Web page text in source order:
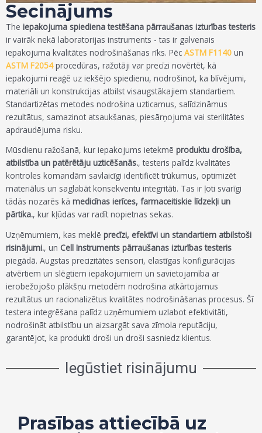
Secinājums
The iepakojuma spiediena testēšana pārraušanas izturības testeris
ir vairāk nekā laboratorijas instruments - tas ir galvenais
iepakojuma kvalitātes nodrošināšanas rīks. Pēc ASTM F1140 un
ASTM F2054procedūras, ražotāji var precīzi novērtēt, kā
iepakojumi reaģē uz iekšējo spiedienu, nodrošinot, ka blīvējumi,
materiāli un konstrukcijas atbilst visaugstākajiem standartiem.
Standartizētas metodes nodrošina uzticamus, salīdzināmus
rezultātus, samazinot atsaukšanas, piesārņojuma vai sterilitātes
apdraudējuma risku.
Mūsdienu ražošanā, kur iepakojums ietekmē produktu drošība,
atbilstība un patērētāju uzticēšanās., testeris palīdz kvalitātes
kontroles komandām savlaicīgi identificēt trūkumus, optimizēt
materiālus un saglabāt konsekventu integritāti. Tas ir ļoti svarīgi
tādās nozarēs kā medicīnas ierīces, farmaceitiskie līdzekļi un
pārtika., kur kļūdas var radīt nopietnas sekas.
Uzņēmumiem, kas meklē precīzi, efektīvi un standartiem atbilstoši
risinājumi., un Cell Instruments pārraušanas izturības testeris
piegādā. Augstas precizitātes sensori, elastīgas konfigurācijas
atvērtiem un slēgtiem iepakojumiem un savietojamība ar
ierobežojošo plākšņu metodēm nodrošina atkārtojamus
rezultātus un racionalizētus kvalitātes nodrošināšanas procesus. Šī
testera integrēšana palīdz uzņēmumiem uzlabot efektivitāti,
nodrošināt atbilstību un aizsargāt sava zīmola reputāciju,
garantējot, ka produkti droši un droši sasniedz klientus.
Iegūstiet risinājumu
Prasības attiecībā uz